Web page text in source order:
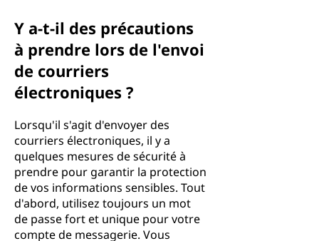
Y a-t-il des précautions
à prendre lors de l'envoi
de courriers
électroniques ?
Lorsqu'il s'agit d'envoyer des
courriers électroniques, il y a
quelques mesures de sécurité à
prendre pour garantir la protection
de vos informations sensibles. Tout
d'abord, utilisez toujours un mot
de passe fort et unique pour votre
compte de messagerie. Vous